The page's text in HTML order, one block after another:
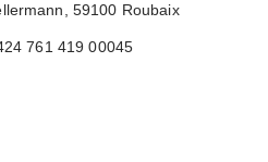
59100 Roubaix
761 419 00045